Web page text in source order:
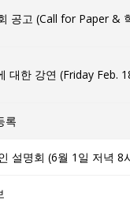
공고 (Call for Paper &
대한 강연 (Friday Feb.
록
설명회 (6월 1일 저녁 8